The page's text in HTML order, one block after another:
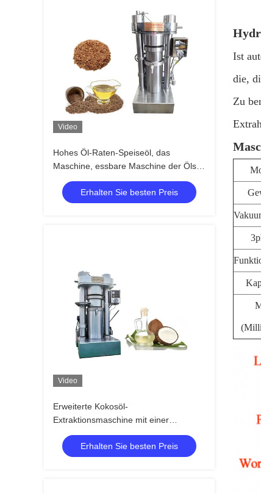
Video
Hohes Öl-Raten-Speiseöl, das
Maschine, essbare Maschine der Öls-
Extraktion380v herstellt
Erhalten Sie besten Preis
Video
Erweiterte Kokosöl-
Extraktionsmaschine mit einer
Kapazität von 1230 kg und einer
Chargenkapazität von 13 kg pro
Charge
Erhalten Sie besten Preis
Ist
die,
Zu